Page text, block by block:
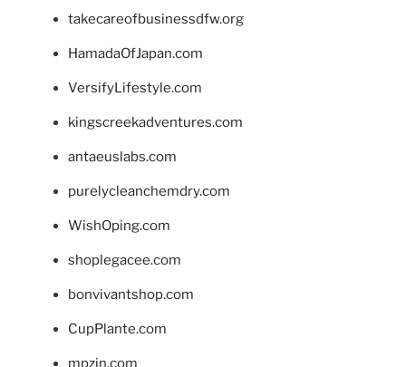
takecareofbusinessdfw.org
HamadaOfJapan.com
VersifyLifestyle.com
kingscreekadventures.com
antaeuslabs.com
purelycleanchemdry.com
WishOping.com
shoplegacee.com
bonvivantshop.com
CupPlante.com
mpzin.com